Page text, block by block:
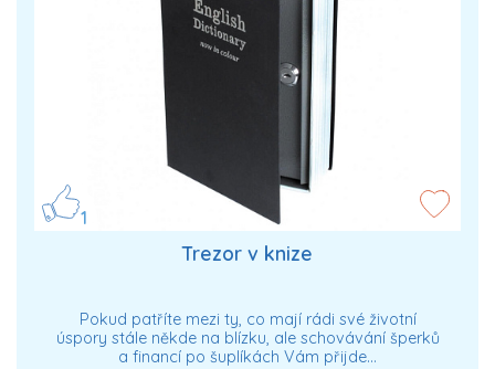
1
Trezor v knize
Pokud patříte mezi ty, co mají rádi své životní
úspory stále někde na blízku, ale schovávání šperků
a financí po šuplíkách Vám přijde…